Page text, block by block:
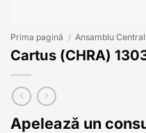
Prima pagină / Ansamblu Central
Cartus (CHRA)
Apelează un